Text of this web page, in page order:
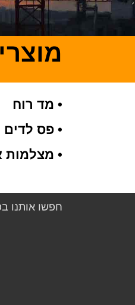
• מד רוח
• פס לדים
• מצלמות
חפשו אותנו